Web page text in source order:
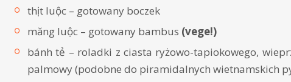
thịt luộc – gotowany boczek
măng luộc – gotowany bambus (vege!)
bánh tẻ – roladki z ciasta ryżowo-tapiokowego,
palmowy (podobne do piramidalnych wietnamskich